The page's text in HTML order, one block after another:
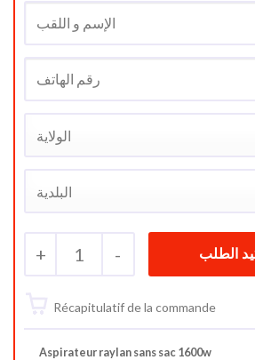
+ 1 -
Récapitulatif de la commande
Aspirateur raylan sans sac 1600w